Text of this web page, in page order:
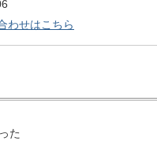
わせはこちら
た